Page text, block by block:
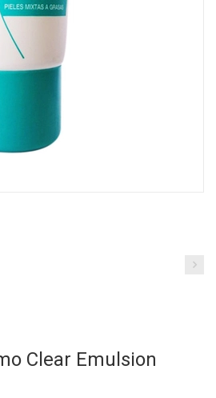
Clear Emulsion